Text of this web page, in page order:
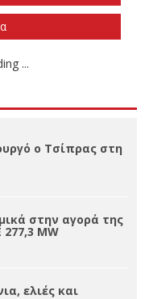
2027
απαντώ
ο Τσίπρας στη
στην αγορά της